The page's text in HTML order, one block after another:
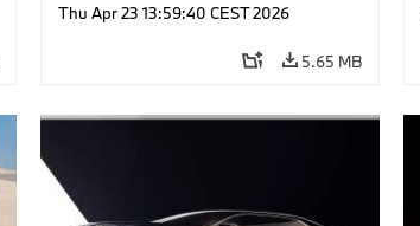
Thu Apr 23 13:59:40 CEST 2026
5.65 MB